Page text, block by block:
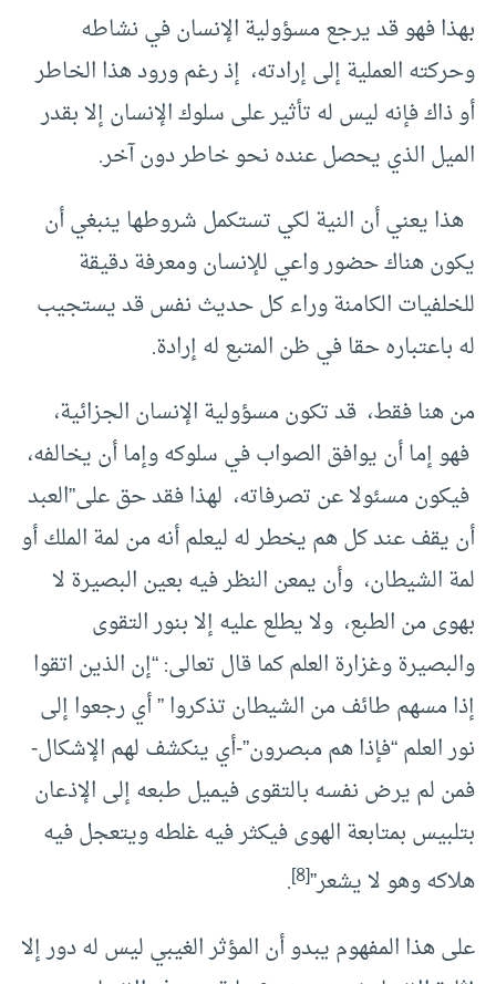
بهذا فهو قد يرجع مسؤولية الإنسان في نشاطه
وحركته العملية إلى إرادته، إذ رغم ورود هذا الخاطر
أو ذاك فإنه ليس له تأثير على سلوك الإنسان إلا بقدر
الميل الذي يحصل عنده نحو خاطر دون آخر.
هذا يعني أن النية لكي تستكمل شروطها ينبغي أن
يكون هناك حضور واعي للإنسان ومعرفة دقيقة
للخلفيات الكامنة وراء كل حديث نفس قد يستجيب
له باعتباره حقا في ظن المتبع له إرادة.
من هنا فقط، قد تكون مسؤولية الإنسان الجزائية،
فهو إما أن يوافق الصواب في سلوكه وإما أن يخالفه،
فيكون مسئولا عن تصرفاته، لهذا فقد حق على”العبد
أن يقف عند كل هم يخطر له ليعلم أنه من لمة الملك أو
لمة الشيطان، وأن يمعن النظر فيه بعين البصيرة لا
بهوى من الطبع، ولا يطلع عليه إلا بنور التقوى
والبصيرة وغزارة العلم كما قال تعالى: “إن الذين اتقوا
إذا مسهم طائف من الشيطان تذكروا ” أي رجعوا إلى
نور العلم “فإذا هم مبصرون”-أي ينكشف لهم الإشكال-
فمن لم يرض نفسه بالتقوى فيميل طبعه إلى الإذعان
بتلبيس بمتابعة الهوى فيكثر فيه غلطه ويتعجل فيه
هلاكه وهو لا يشعر”[8]
.
على هذا المفهوم يبدو أن المؤثر الغيبي ليس له دور إلا